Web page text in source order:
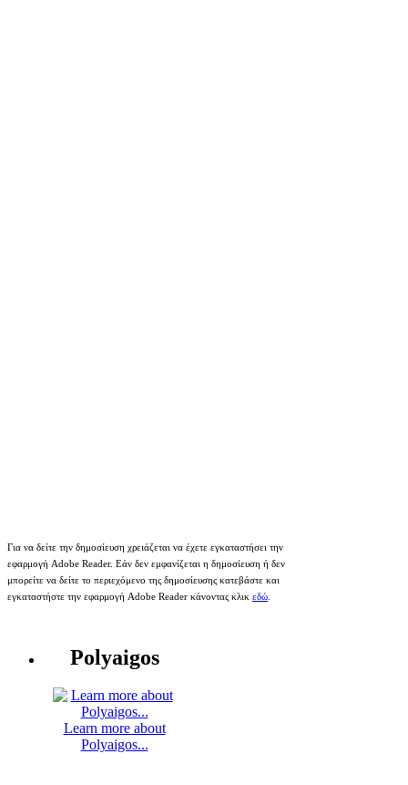
Για να δείτε την δημοσίευση χρειάζεται να έχετε εγκαταστήσει την
εφαρμογή Adobe Reader. Εάν δεν εμφανίζεται η δημοσίευση ή δεν
μπορείτε να δείτε το περιεχόμενο της δημοσίευσης κατεβάστε και
εγκαταστήστε την εφαρμογή Adobe Reader κάνοντας κλικ εδώ
Polyaigos
Learn more about
Polyaigos...